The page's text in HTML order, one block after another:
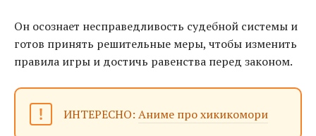
Он осознает несправедливость судебной системы и
готов принять решительные меры, чтобы изменить
правила игры и достичь равенства перед законом.
ИНТЕРЕСНО: Аниме про хикикомори